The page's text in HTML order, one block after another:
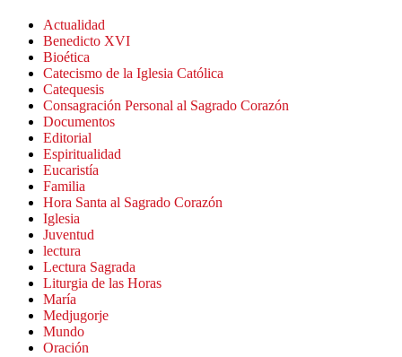
Actualidad
Benedicto XVI
Bioética
Catecismo de la Iglesia Católica
Catequesis
Consagración Personal al Sagrado Corazón
Documentos
Editorial
Espiritualidad
Eucaristía
Familia
Hora Santa al Sagrado Corazón
Iglesia
Juventud
lectura
Lectura Sagrada
Liturgia de las Horas
María
Medjugorje
Mundo
Oración